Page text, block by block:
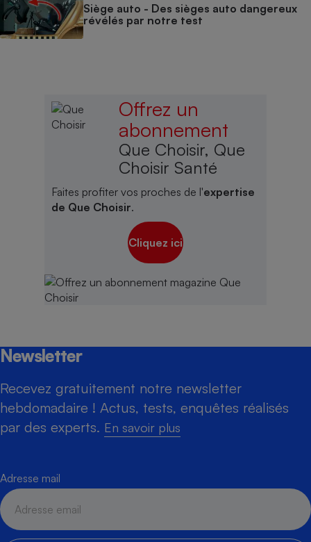
Siège auto - Des sièges auto dangereux
révélés par notre test
Offrez un
abonnement
Que Choisir, Que
Choisir Santé
Faites profiter vos proches de l'expertise
de Que Choisir.
Cliquez ici
Newsletter
Recevez gratuitement notre newsletter
hebdomadaire ! Actus, tests, enquêtes réalisés
par des experts. En savoir plus
Adresse mail